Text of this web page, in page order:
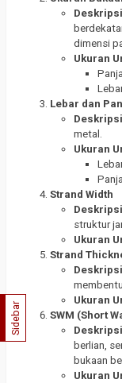
Deskripsi
dimensi
Ukuran
Lebar dan
Deskripsi
metal.
Ukuran
Strand Width
Deskripsi
struktur
Ukuran
Strand
Deskripsi
Ukuran
SWM (Short
Deskripsi
berlian,
bukaan
Ukuran
Sidebar